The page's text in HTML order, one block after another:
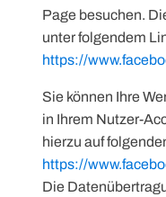
Page besuchen.
unter folgendem
https://
Sie können Ihre
in Ihrem Nutzer-
hierzu auf
https://
Die